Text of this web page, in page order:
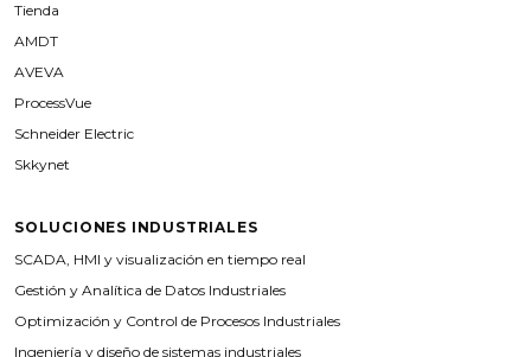
Tienda
AMDT
AVEVA
ProcessVue
Schneider Electric
Skkynet
SOLUCIONES INDUSTRIALES
SCADA, HMI y visualización en tiempo real
Gestión y Analítica de Datos Industriales
Optimización y Control de Procesos Industriales
Ingeniería y diseño de sistemas industriales